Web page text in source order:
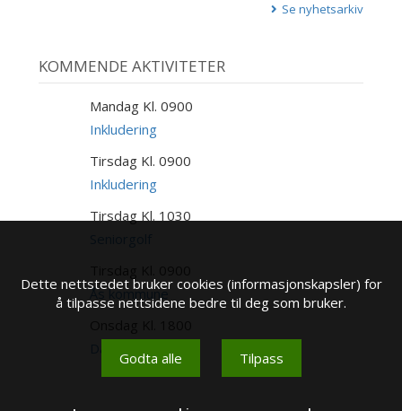
Se nyhetsarkiv
KOMMENDE AKTIVITETER
Mandag Kl. 0900
Inkludering
Tirsdag Kl. 0900
Inkludering
11
Tirsdag Kl. 1030
AUG
Ås kommune
Dette nettstedet bruker cookies (informasjonskapsler) for
å tilpasse nettsidene bedre til deg som bruker.
Godta alle Tilpass